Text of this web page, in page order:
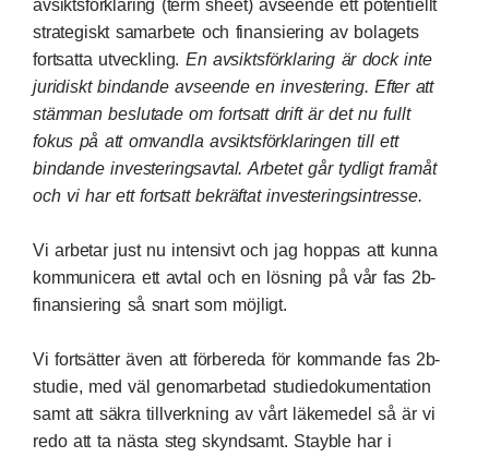
avsiktsförklaring (term sheet) avseende ett potentiellt
strategiskt samarbete och finansiering av bolagets
fortsatta utveckling. En avsiktsförklaring är dock inte
juridiskt bindande avseende en investering. Efter att
stämman beslutade om fortsatt drift är det nu fullt
fokus på att omvandla avsiktsförklaringen till ett
bindande investeringsavtal. Arbetet går tydligt framåt
och vi har ett fortsatt bekräftat investeringsintresse.
Vi arbetar just nu intensivt och jag hoppas att kunna
kommunicera ett avtal och en lösning på vår fas 2b-
finansiering så snart som möjligt.
Vi fortsätter även att förbereda för kommande fas 2b-
studie, med väl genomarbetad studiedokumentation
samt att säkra tillverkning av vårt läkemedel så är vi
redo att ta nästa steg skyndsamt. Stayble har i